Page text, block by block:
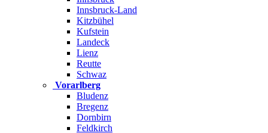
Innsbruck-Land
Kitzbühel
Kufstein
Landeck
Lienz
Reutte
Schwaz
Vorarlberg
Bludenz
Bregenz
Dornbirn
Feldkirch